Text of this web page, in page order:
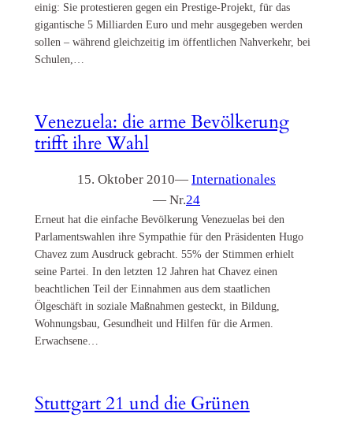
einig: Sie protestieren gegen ein Prestige-Projekt, für das
gigantische 5 Milliarden Euro und mehr ausgegeben werden
sollen – während gleichzeitig im öffentlichen Nahverkehr, bei
Schulen,…
Venezuela: die arme Bevölkerung
trifft ihre Wahl
15. Oktober 2010— Internationales
— Nr.24
Erneut hat die einfache Bevölkerung Venezuelas bei den
Parlamentswahlen ihre Sympathie für den Präsidenten Hugo
Chavez zum Ausdruck gebracht. 55% der Stimmen erhielt
seine Partei. In den letzten 12 Jahren hat Chavez einen
beachtlichen Teil der Einnahmen aus dem staatlichen
Ölgeschäft in soziale Maßnahmen gesteckt, in Bildung,
Wohnungsbau, Gesundheit und Hilfen für die Armen.
Erwachsene…
Stuttgart 21 und die Grünen